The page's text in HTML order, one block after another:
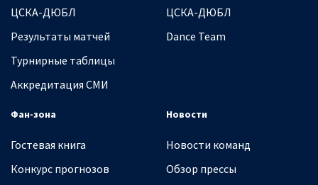
ЦСКА-ДЮБЛ
Результаты матчей
Турнирные таблицы
Аккредитация СМИ
ЦСКА-ДЮБЛ
Dance Team
Фан-зона
Гостевая книга
Конкурс прогнозов
Новости
Новости команд
Обзор прессы